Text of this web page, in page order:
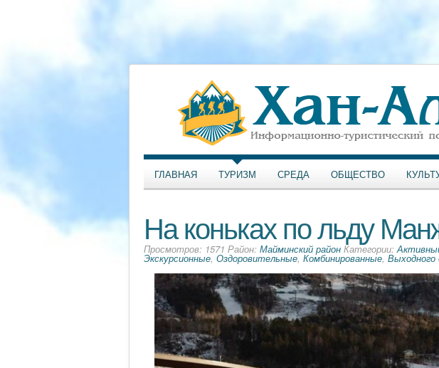
ГЛАВНАЯ ТУРИЗМ СРЕДА ОБЩЕСТВО
На коньках по льду
Просмотров: 1571 Район: Майминский район Категории:
Экскурсионные, Оздоровительные, Комбинированные, Выходного